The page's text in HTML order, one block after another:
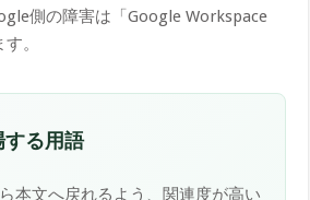
側の障害は「Google Workspace
。
する用語
本文へ戻れるよう、関連度が高い